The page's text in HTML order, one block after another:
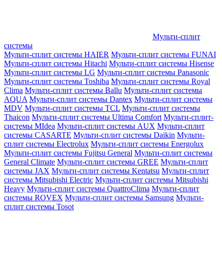
Мульти-сплит
системы
Мульти-сплит системы HAIER Мульти-сплит системы FUNAI
Мульти-сплит системы Hitachi Мульти-сплит системы Hisense
Мульти-сплит системы LG Мульти-сплит системы Panasonic
Мульти-сплит системы Toshiba Мульти-сплит системы Royal
Clima Мульти-сплит системы Ballu Мульти-сплит системы
AQUA Мульти-сплит системы Dantex Мульти-сплит системы
MDV Мульти-сплит системы TCL Мульти-сплит системы
Thaicon Мульти-сплит системы Ultima Comfort Мульти-сплит-
системы MIdea Мульти-сплит системы AUX Мульти-сплит
системы CASARTE Мульти-сплит системы Daikin Мульти-
сплит системы Electrolux Мульти-сплит системы Energolux
Мульти-сплит системы Fujitsu General Мульти-сплит системы
General Climate Мульти-сплит системы GREE Мульти-сплит
системы JAX Мульти-сплит системы Kentatsu Мульти-сплит
системы Mitsubishi Electric Мульти-сплит системы Mitsubishi
Heavy Мульти-сплит системы QuattroClima Мульти-сплит
системы ROVEX Мульти-сплит системы Samsung Мульти-
сплит системы Tosot